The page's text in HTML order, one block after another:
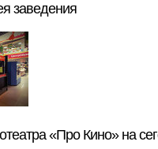
заведения
«Про Кино» на